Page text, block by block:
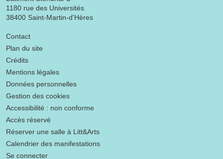
1180 rue des Universités
38400 Saint-Martin-d'Hères
Menu footer
Contact
Plan du site
Crédits
Mentions légales
Données personnelles
Gestion des cookies
Accessibilité : non conforme
Accès réservé
Réserver une salle à Litt&Arts
Calendrier des manifestations
Se connecter